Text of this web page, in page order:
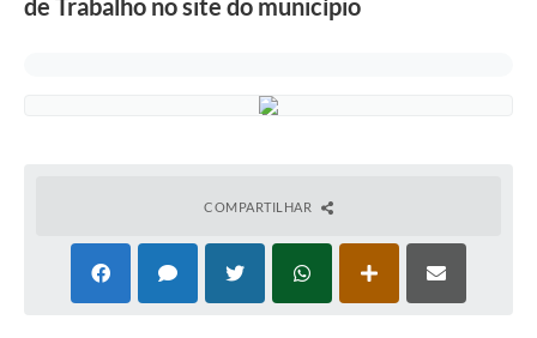
de Trabalho no site do município
COMPARTILHAR